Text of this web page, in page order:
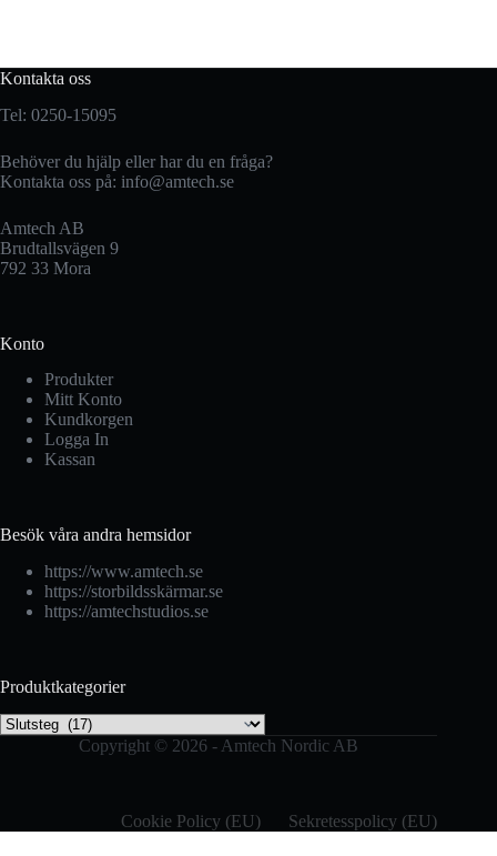
Kontakta oss
Tel: 0250-15095
Behöver du hjälp eller har du en fråga?
Kontakta oss på: info@amtech.se
Amtech AB
Brudtallsvägen 9
792 33 Mora
Konto
Produkter
Mitt Konto
Kundkorgen
Logga In
Kassan
Besök våra andra hemsidor
https://www.amtech.se
https://storbildsskärmar.se
https://amtechstudios.se
Produktkategorier
Copyright © 2026 - Amtech Nordic AB
Cookie Policy (EU) Sekretesspolicy (EU)